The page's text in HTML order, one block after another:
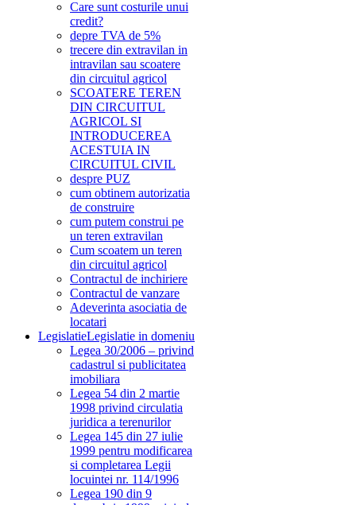
Care sunt costurile unui
credit?
depre TVA de 5%
trecere din extravilan in
intravilan sau scoatere
din circuitul agricol
SCOATERE TEREN
DIN CIRCUITUL
AGRICOL SI
INTRODUCEREA
ACESTUIA IN
CIRCUITUL CIVIL
despre PUZ
cum obtinem autorizatia
de construire
cum putem construi pe
un teren extravilan
Cum scoatem un teren
din circuitul agricol
Contractul de inchiriere
Contractul de vanzare
Adeverinta asociatia de
locatari
LegislatieLegislatie in domeniu
Legea 30/2006 – privind
cadastrul si publicitatea
imobiliara
Legea 54 din 2 martie
1998 privind circulatia
juridica a terenurilor
Legea 145 din 27 iulie
1999 pentru modificarea
si completarea Legii
locuintei nr. 114/1996
Legea 190 din 9